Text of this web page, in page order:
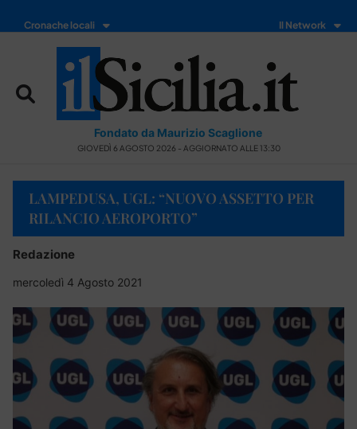
Cronache locali Il Network
Fondato da Maurizio Scaglione
GIOVEDÌ 6 AGOSTO 2026 - AGGIORNATO ALLE 13:30
LAMPEDUSA, UGL: “NUOVO ASSETTO PER
RILANCIO AEROPORTO”
Redazione
mercoledì 4 Agosto 2021